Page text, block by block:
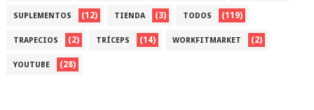
SUPLEMENTOS (12) TIENDA (3) TODOS (119)
TRAPECIOS (2) TRÍCEPS (14) WORKFITMARKET (2)
YOUTUBE (28)